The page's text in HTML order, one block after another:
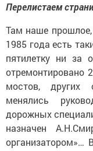
Перелистаем
Там наше
1985 года есть
пятилетку ни за
отремонтировано
мостов, других
менялись
дорожных
назначен
организатором»…